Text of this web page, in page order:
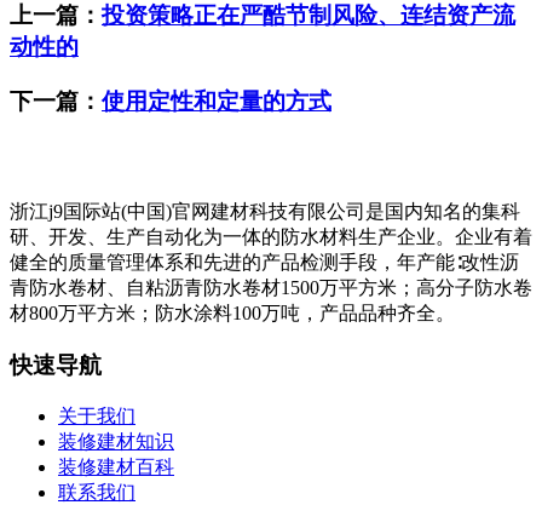
上一篇：投资策略正在严酷节制风险、连结资产流
动性的
下一篇： 使用定性和定量的方式
浙江j9国际站(中国)官网建材科技有限公司是国内知名的集科
研、开发、生产自动化为一体的防水材料生产企业。企业有着
健全的质量管理体系和先进的产品检测手段，年产能∶改性沥
青防水卷材、自粘沥青防水卷材1500万平方米；高分子防水卷
材800万平方米；防水涂料100万吨，产品品种齐全。
快速导航
关于我们
装修建材知识
装修建材百科
联系我们